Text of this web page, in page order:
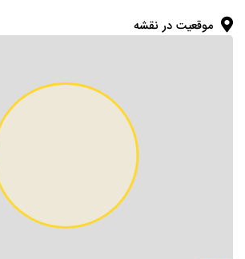
موقعیت در نقشه